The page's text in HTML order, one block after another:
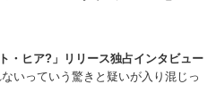
・ヒア?」リリース独占インタビュー
いっていう驚きと疑いが入り混じっ